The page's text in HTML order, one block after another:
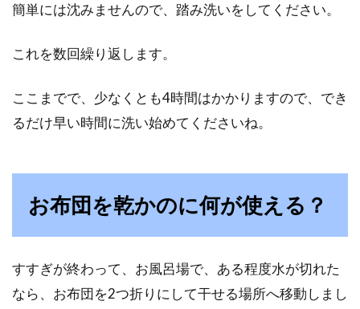
簡単には沈みませんので、踏み洗いをしてください。
これを数回繰り返します。
ここまでで、少なくとも4時間はかかりますので、でき
るだけ早い時間に洗い始めてくださいね。
お布団を乾かのに何が使える？
すすぎが終わって、お風呂場で、ある程度水が切れた
なら、お布団を2つ折りにして干せる場所へ移動しまし